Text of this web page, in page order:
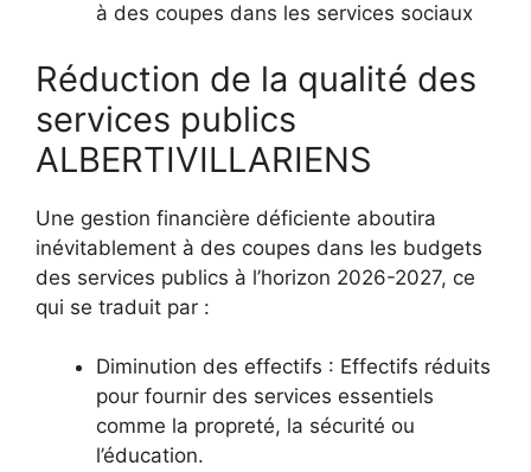
à des coupes dans les services sociaux
Réduction de la qualité des
services publics
ALBERTIVILLARIENS
Une gestion financière déficiente aboutira
inévitablement à des coupes dans les budgets
des services publics à l’horizon 2026-2027, ce
qui se traduit par :
Diminution des effectifs : Effectifs réduits
pour fournir des services essentiels
comme la propreté, la sécurité ou
l’éducation.